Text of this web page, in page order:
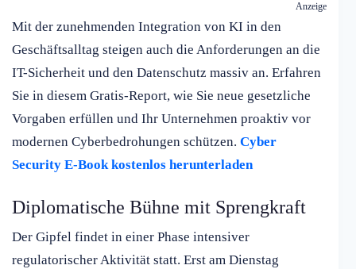
Anzeige
Mit der zunehmenden Integration von KI in den
Geschäftsalltag steigen auch die Anforderungen an die
IT-Sicherheit und den Datenschutz massiv an. Erfahren
Sie in diesem Gratis-Report, wie Sie neue gesetzliche
Vorgaben erfüllen und Ihr Unternehmen proaktiv vor
modernen Cyberbedrohungen schützen. Cyber
Security E-Book kostenlos herunterladen
Diplomatische Bühne mit Sprengkraft
Der Gipfel findet in einer Phase intensiver
regulatorischer Aktivität statt. Erst am Dienstag